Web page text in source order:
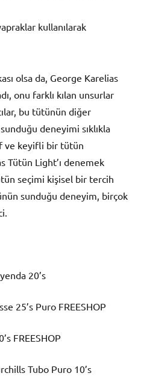
kullanılarak
olsa da, George Karelias
onu farklı kılan unsurlar
bu tütünün diğer
deneyimi sıklıkla
ve keyifli bir tütün
Tütün Light’ı denemek
seçimi kişisel bir tercih
sunduğu deneyim, birçok
20’s
25’s Puro FREESHOP
FREESHOP
Tubo Puro 10’s